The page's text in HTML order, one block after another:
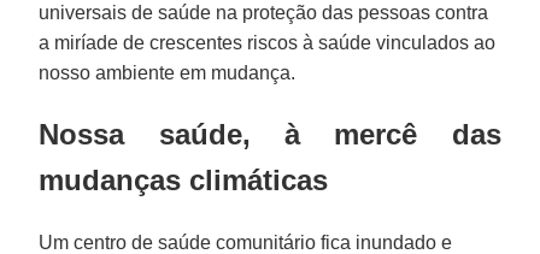
universais de saúde na proteção das pessoas contra
a miríade de crescentes riscos à saúde vinculados ao
nosso ambiente em mudança.
Nossa saúde, à mercê das
mudanças climáticas
Um centro de saúde comunitário fica inundado e